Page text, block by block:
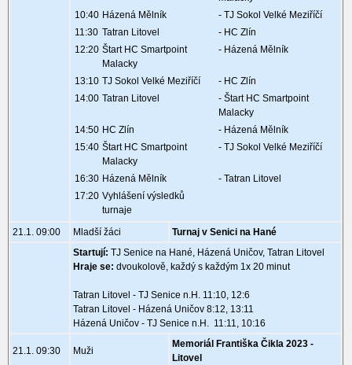
10:40 Házená Mělník
- TJ Sokol Velké Meziříčí
11:30 Tatran Litovel
- HC Zlín
12:20 Štart HC Smartpoint
Malacky
- Házená Mělník
13:10 TJ Sokol Velké Meziříčí
- HC Zlín
14:00 Tatran Litovel
- Štart HC Smartpoint
Malacky
14:50 HC Zlín
- Házená Mělník
15:40 Štart HC Smartpoint
Malacky
- TJ Sokol Velké Meziříčí
16:30 Házená Mělník
- Tatran Litovel
17:20 Vyhlášení výsledků
turnaje
21.1. 09:00
Mladší žáci
Turnaj v Senici na Hané
Startují: TJ Senice na Hané, Házená Uničov, Tatran Litovel
Hraje se: dvoukolově, každý s každým 1x 20 minut
Tatran Litovel - TJ Senice n.H. 11:10, 12:6
Tatran Litovel - Házená Uničov 8:12, 13:11
Házená Uničov - TJ Senice n.H. 11:11, 10:16
21.1. 09:30 Muži
Memoriál Františka Čikla 2023 -
Litovel